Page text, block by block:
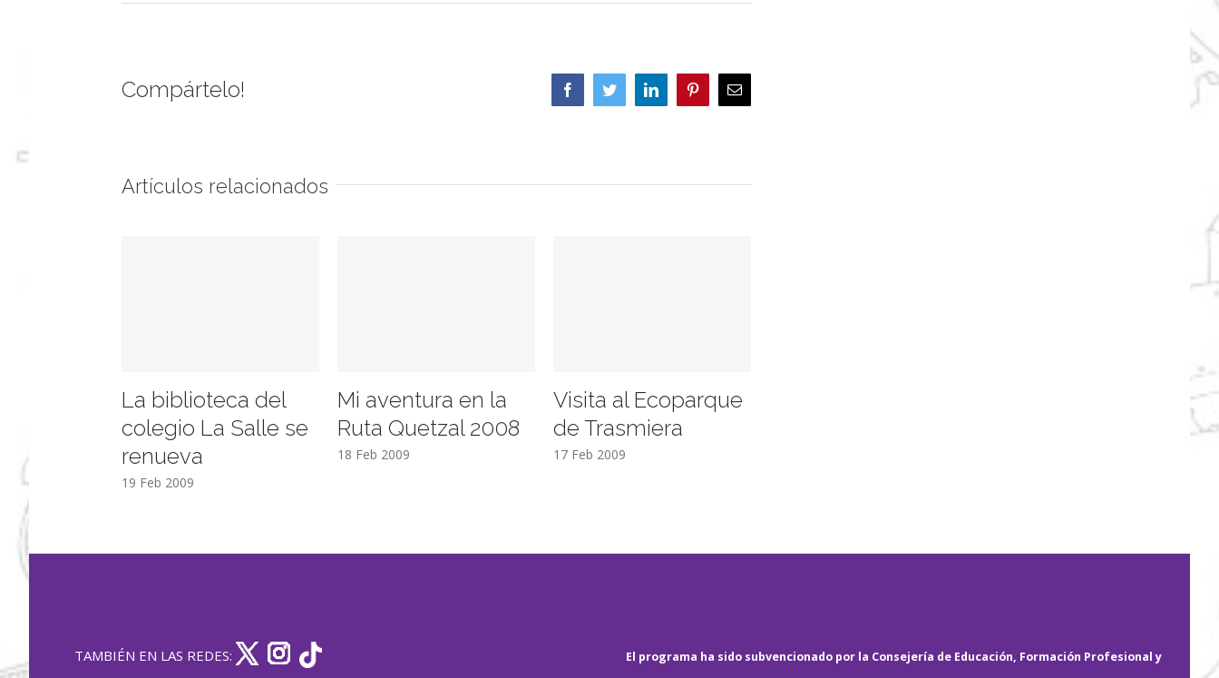
Compártelo! FacebookTwitterLinkedIn PinterestCorreo
electrónico
Artículos relacionados
La biblioteca del
colegio La Salle se
renueva
19 Feb 2009
Mi aventura en la
Ruta Quetzal 2008
18 Feb 2009
Visita al Ecoparque
de Trasmiera
17 Feb 2009
TAMBIÉN EN LAS REDES:
El programa ha sido subvencionado por la Consejería de Educación, Formación Profesional y